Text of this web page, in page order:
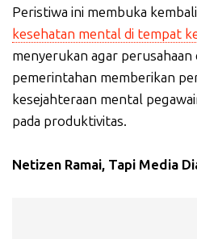
Peristiwa ini membuka
kesehatan mental di tempat
menyerukan agar perusahaan
pemerintahan memberikan
kesejahteraan mental
pada produktivitas.
Netizen Ramai, Tapi Media